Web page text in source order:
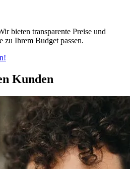
bieten transparente Preise und
zu Ihrem Budget passen.
Kunden